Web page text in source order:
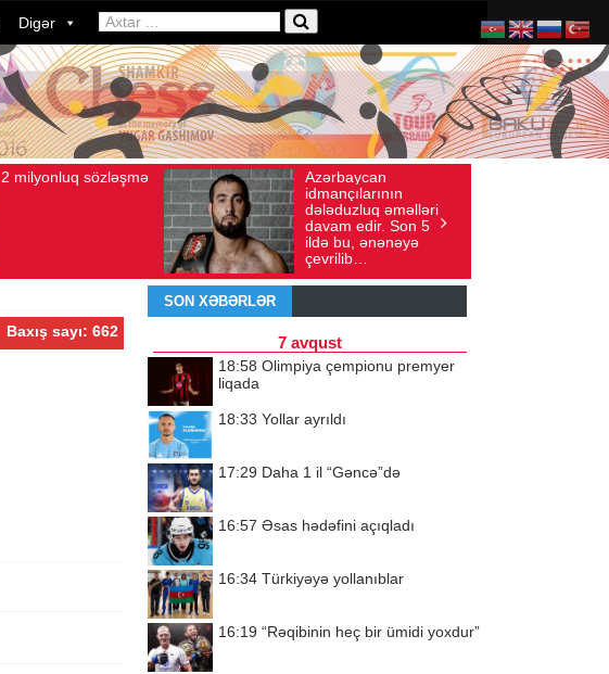
Digər
Azərbaycan
idmançılarının
dələduzluq əməlləri
davam edir. Son 5
ildə bu, ənənəyə
Baxış sayı: 136
Avqust 04, 2026
ürəyi hər zaman
doğma yurdu ilə
döyünür
İyul 30, 2026
Baxış sayı: 662
SON XƏBƏRLƏR
7 avqust
18:58 Olimpiya çempionu premyer
liqada
18:33 Yollar ayrıldı
17:29 Daha 1 il “Gəncə”də
16:57 Əsas hədəfini açıqladı
16:34 Türkiyəyə yollanıblar
16:19 “Rəqibinin heç bir ümidi yoxdur”